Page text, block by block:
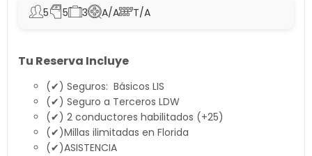
5 5 3 A/A T/A
Tu Reserva Incluye
(✔) Seguros: Básicos LIS
(✔) Seguro a Terceros LDW
(✔) 2 conductores habilitados (+25)
(✔)Millas ilimitadas en Florida
(✔)ASISTENCIA